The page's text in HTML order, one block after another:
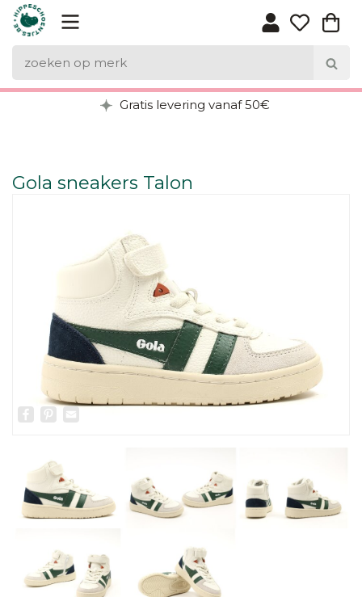
Gratis levering vanaf 50€
Gola sneakers Talon
Facebook
Pinterest